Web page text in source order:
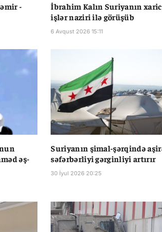
-
İbrahim Kalın Suriyanın
işlər naziri ilə görüşüb
6 Avqust 2026 15:11
əş-
Suriyanın şimal-şərqində
səfərbərliyi gərginliyi artırır
30 İyul 2026 20:25